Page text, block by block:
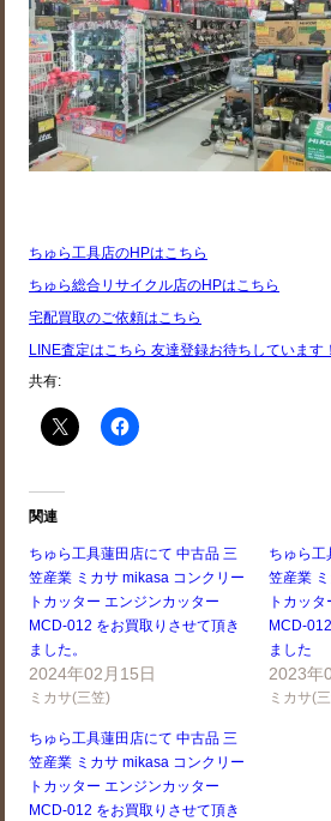
ちゅら工具店のHPはこちら
ちゅら総合リサイクル店のHPはこちら
宅配買取のご依頼はこちら
LINE査定はこちら 友達登録お待ちしています！
共有:
関連
ちゅら工具蓮田店にて 中古品 三
笠産業 ミカサ mikasa コンクリー
トカッター エンジンカッター
MCD-012 をお買取りさせて頂き
ました。
2024年02月15日
ミカサ(三笠)
ちゅら工
笠産業
トカッ
MCD-
ました
2023年
ミカサ(
ちゅら工具蓮田店にて 中古品 三
笠産業 ミカサ mikasa コンクリー
トカッター エンジンカッター
MCD-012 をお買取りさせて頂き